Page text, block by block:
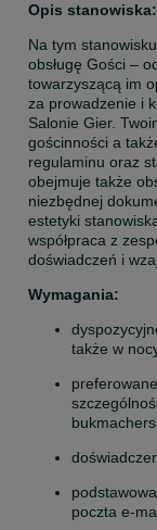
Opis stanowiska:
Na tym
obsługę Gości –
towarzyszącą im
za prowadzenie i
Salonie Gier.
gościnności a
regulaminu oraz
obejmuje także
niezbędnej
estetyki
współpraca z
doświadczeń i
Wymagania:
także w
poczta e-